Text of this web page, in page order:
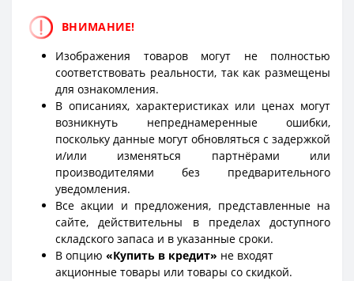
ВНИМАНИЕ!
Изображения товаров могут не полностью
соответствовать реальности, так как размещены
для ознакомления.
В описаниях, характеристиках или ценах могут
возникнуть непреднамеренные ошибки,
поскольку данные могут обновляться с задержкой
и/или изменяться партнёрами или
производителями без предварительного
уведомления.
Все акции и предложения, представленные на
сайте, действительны в пределах доступного
складского запаса и в указанные сроки.
В опцию «Купить в кредит» не входят
акционные товары или товары со скидкой.